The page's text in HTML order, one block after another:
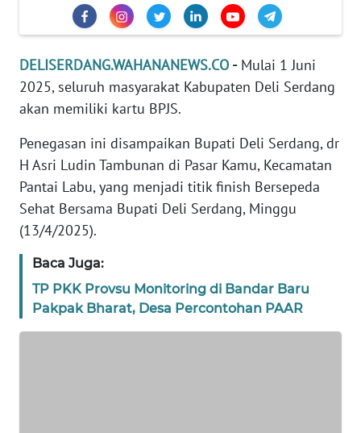
DELISERDANG.WAHANANEWS.CO -Mulai 1 Juni
2025, seluruh masyarakat Kabupaten Deli Serdang
akan memiliki kartu BPJS.
Penegasan ini disampaikan Bupati Deli Serdang, dr
H Asri Ludin Tambunan di Pasar Kamu, Kecamatan
Pantai Labu, yang menjadi titik finish Bersepeda
Sehat Bersama Bupati Deli Serdang, Minggu
(13/4/2025).
Baca Juga:
TP PKK Provsu Monitoring di Bandar Baru
Pakpak Bharat, Desa Percontohan PAAR
SIBER
REDAKSI
KARIR
DISCLAIMER
Wahana
Regional
WN
SUMUT